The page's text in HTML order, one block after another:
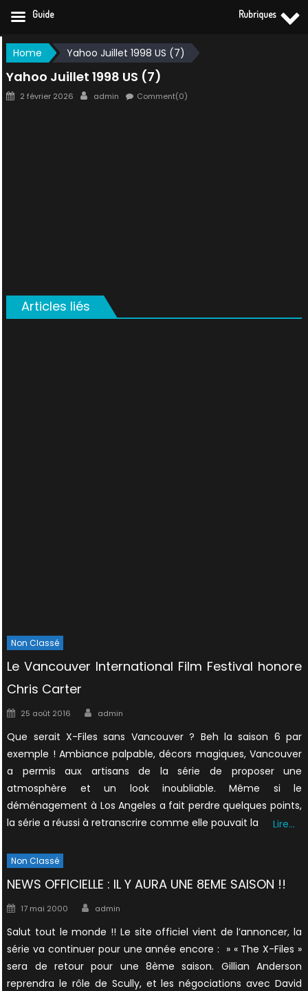
Skip
to
content
Home Yahoo Juillet 1998 US (7)
Yahoo Juillet 1998 US (7)
Posted
2 février 2026 Author
admin Comment(0)
Articles liés
Non Classé
Le Vancouver International Film Festival honore
Chris Carter
Posted
25 août 2016 Author
admin
Que serait X-Files sans Vancouver ? Beh la saison 6 par
exemple ! Ambiance palpable, décors magiques, Vancouver
a permis aux artisans de la série de proposer une
atmosphère et un look inoubliable. Même si le
déménagement à Los Angeles a fait perdre quelques points,
la série a réussi à retranscrire comme elle pouvait la
Lire…
Non Classé
NEWS OFFICIELLE : IL Y AURA UNE 8EME SAISON !!
Posted
17 mai 2000 Author
admin
Salut tout le monde !! Le site officiel vient de l’annoncer, la
série va continuer pour une année encore : » « The X-Files »
sera de retour pour une 8ème saison. Gillian Anderson
reprendra le rôle de Scully, et les négociations avec David
Guide Rubriques